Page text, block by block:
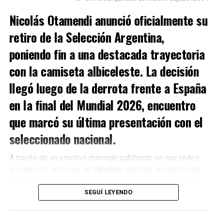
Nicolás Otamendianunció oficialmente su
retiro de laSelección Argentina,
poniendo fin a una destacada trayectoria
con la camiseta albiceleste. La decisión
llegó luego de la derrota frente a España
en la final del Mundial 2026, encuentro
que marcó su última presentación con el
seleccionado nacional.
A través de un emotivo mensaje publicado en sus redes
la tranquilidad de haber entregado todo dentro del campo
SEGUÍ LEYENDO